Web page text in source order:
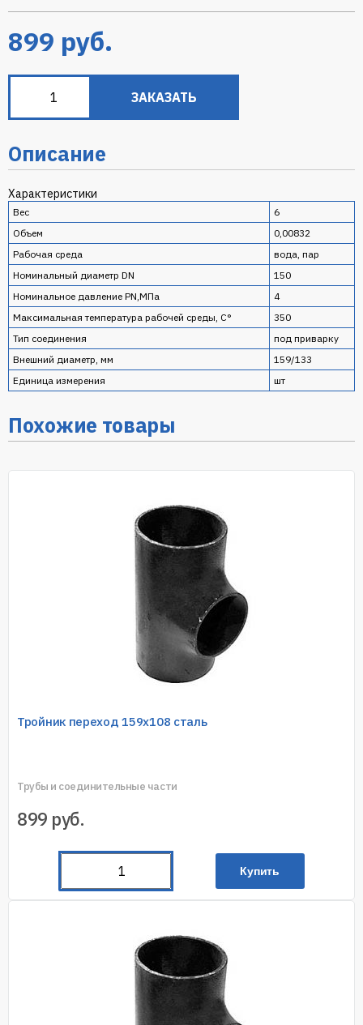
899 руб.
ЗАКАЗАТЬ
Описание
Характеристики
Вес
6
Объем
0,00832
Рабочая среда
вода, пар
Номинальный диаметр DN
150
Номинальное давление PN,МПа
4
Максимальная температура рабочей среды, С°
350
Тип соединения
под приварку
Внешний диаметр, мм
159/133
Единица измерения
шт
Похожие товары
Тройник переход 159х108 сталь
Трубы и соединительные части
899 руб.
Купить